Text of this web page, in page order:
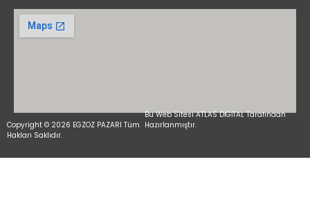
Copyright © 2026 EGZOZ PAZARI Tüm
Hakları Saklıdır.
Bu Web Sitesi ATLAS DİGİTAL Tarafından
Hazırlanmıştır.